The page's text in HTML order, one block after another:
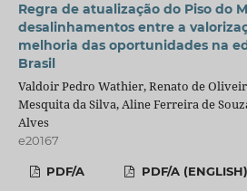
Regra de atualização do Piso do
desalinhamentos entre a
melhoria das oportunidades na
Brasil
Valdoir Pedro Wathier, Renato de
Mesquita da Silva, Aline Ferreira de
Alves
e20167
PDF/A PDF/A (ENGLISH)